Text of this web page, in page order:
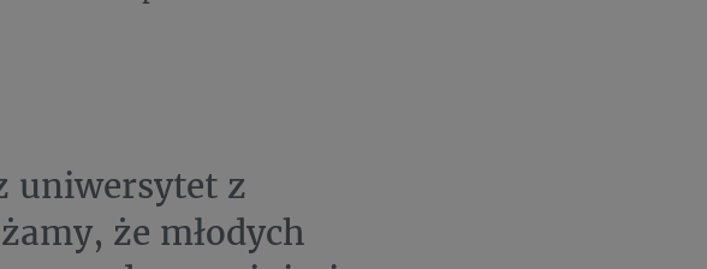
uniwersytet z
że młodych